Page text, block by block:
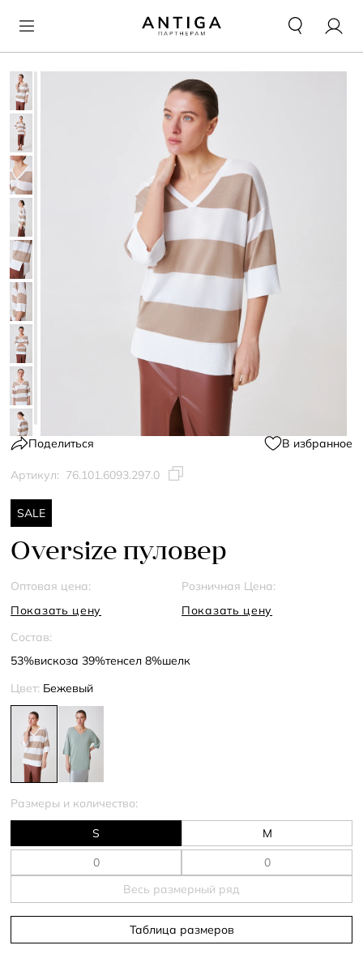
Поделиться В избранное
Артикул: 76.101.6093.297.0
SALE
Oversize пуловер
Оптовая цена:
Показать цену
Розничная Цена:
Показать цену
Состав:
53%вискоза 39%тенсел 8%шелк
Цвет: Бежевый
Размеры и количество:
S M
Весь размерный ряд
Таблица размеров